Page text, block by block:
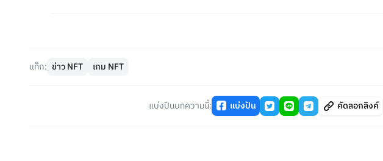
แท็ก: ข่าว NFT เกม NFT
แบ่งปันบทความนี้: แบ่งปัน คัดลอกลิงค์